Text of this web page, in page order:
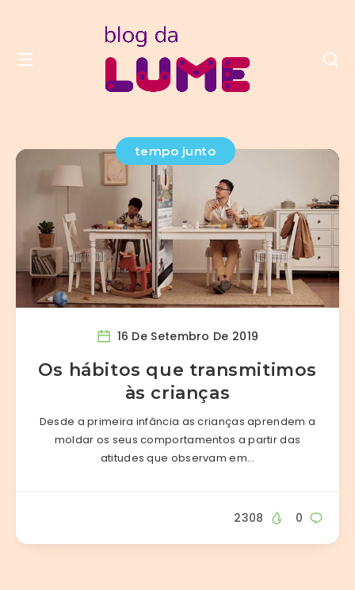
tempo junto
16 De Setembro De 2019
Os hábitos que transmitimos
às crianças
Desde a primeira infância as crianças aprendem a
moldar os seus comportamentos a partir das
atitudes que observam em…
0
2308